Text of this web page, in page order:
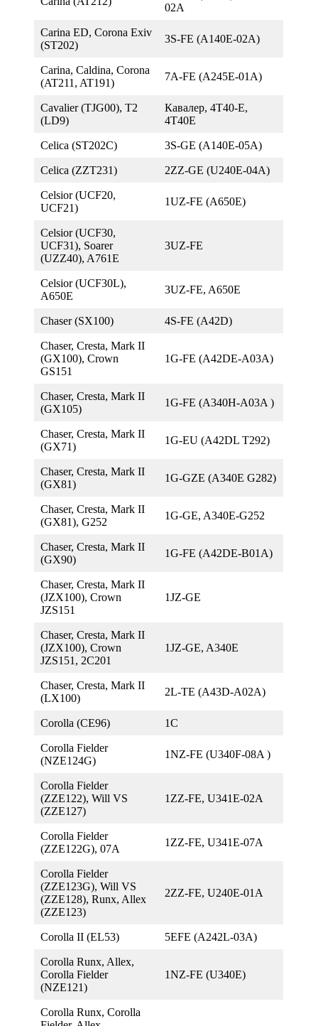
02A
Carina ED, Corona Exiv
(ST202)
3S-FE (A140E-02A)
Carina, Caldina, Corona
(AT211, AT191)
7A-FE (A245E-01A)
Cavalier (TJG00), T2
(LD9)
Кавалер, 4T40-E,
4T40E
Celica (ST202C) 3S-GE (A140E-05A)
Celica (ZZT231) 2ZZ-GE (U240E-04A)
Celsior (UCF20,
UCF21)
1UZ-FE (A650E)
Celsior (UCF30,
UCF31), Soarer
(UZZ40), A761E
3UZ-FE
Celsior (UCF30L),
A650E
3UZ-FE, A650E
Chaser (SX100) 4S-FE (A42D)
Chaser, Cresta, Mark II
(GX100), Crown
GS151
1G-FE (A42DE-A03A)
Chaser, Cresta, Mark II
(GX105)
1G-FE (A340H-A03A )
Chaser, Cresta, Mark II
(GX71)
1G-EU (A42DL T292)
Chaser, Cresta, Mark II
(GX81)
1G-GZE (A340E G282)
Chaser, Cresta, Mark II
(GX81), G252
1G-GE, A340E-G252
Chaser, Cresta, Mark II
(GX90)
1G-FE (А42DE-B01A)
Chaser, Cresta, Mark II
(JZX100), Crown
JZS151
1JZ-GE
Chaser, Cresta, Mark II
(JZX100), Crown
JZS151, 2C201
1JZ-GE, A340E
Chaser, Cresta, Mark II
(LX100)
2L-TE (А43D-A02A)
Corolla (CE96) 1C
Corolla Fielder
(NZE124G)
1NZ-FE (U340F-08A )
Corolla Fielder
(ZZE122), Will VS
(ZZE127)
1ZZ-FE, U341E-02A
Corolla Fielder
(ZZE122G), 07A
1ZZ-FE, U341E-07A
Corolla Fielder
(ZZE123G), Will VS
(ZZE128), Runx, Allex
(ZZE123)
2ZZ-FE, U240E-01A
Corolla II (EL53) 5EFE (A242L-03A)
Corolla Runx, Allex,
Corolla Fielder
(NZE121)
1NZ-FE (U340E)
Corolla Runx, Corolla